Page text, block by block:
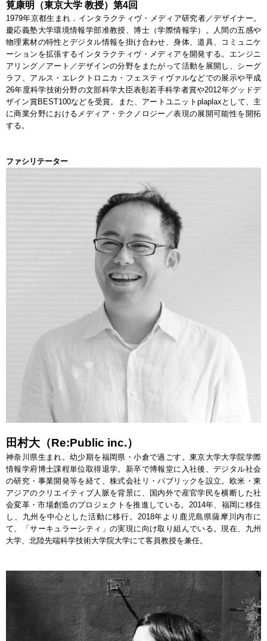
筧康明（東京大学 教授）第4回
1979年京都生まれ．インタラクティヴ・メディア研究者／デザイナー。
慶応義塾大学環境情報学部准教授、博士（学際情報学）。人間の五感や
物理素材の特性とデジタル情報を掛け合わせ、身体、道具、コミュニケ
ーションを拡張するインタラクティヴ・メディアを開発する。エンジニ
アリング／アート／デザインの分野をまたがって活動を展開し、シーグ
ラフ、アルス・エレクトロニカ・フェスティヴァルなどでの展示や平成
26年度科学技術分野の文部科学大臣表彰若手科学者賞や2012年グッドデ
ザイン賞BEST100などを受賞。また、アートユニットplaplaxとして、主
に商業分野におけるメディア・テクノロジー／表現の展開可能性を開拓
する。
ファシリテーター
田村大（Re:Public inc.）
神奈川県生まれ。幼少期を福岡県・小倉で過ごす。東京大学大学院学際
情報学府博士課程単位取得退学。新卒で博報堂に入社後、デジタル社会
の研究・事業開発等を経て、株式会社リ・パブリックを設立。欧米・東
アジアのクリエイティブ人脈を背景に、国内外で産官学民を横断した社
会変革・市場創造のプロジェクトを推進している。2014年、福岡に移住
し、九州を中心とした活動に移行。2018年より鹿児島県薩摩川内市に
て、「サーキュラーシティ」の実現に向け取り組んでいる。現在、九州
大学、北陸先端科学技術大学院大学にて客員教授を兼任。